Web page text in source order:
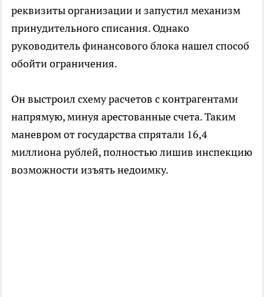
реквизиты организации и запустил механизм
принудительного списания. Однако
руководитель финансового блока нашел способ
обойти ограничения.
Он выстроил схему расчетов с контрагентами
напрямую, минуя арестованные счета. Таким
маневром от государства спрятали 16,4
миллиона рублей, полностью лишив инспекцию
возможности изъять недоимку.